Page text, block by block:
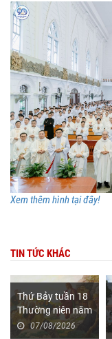
Xem thêm hình tại đây!
TIN TỨC KHÁC
Thứ Bảy tuần 18
Thường niên năm
II (Mt 17,14-21)
07/08/2026